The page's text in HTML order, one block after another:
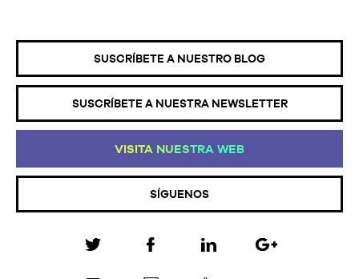
SUSCRÍBETE A NUESTRO BLOG
SUSCRÍBETE A NUESTRA NEWSLETTER
VISITA NUESTRA WEB
SÍGUENOS